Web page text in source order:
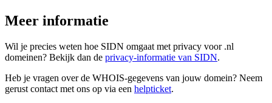
Meer informatie
Wil je precies weten hoe SIDN omgaat met privacy voor .nl
domeinen? Bekijk dan de privacy-informatie van SIDN.
Heb je vragen over de WHOIS-gegevens van jouw domein? Neem
gerust contact met ons op via een helpticket.